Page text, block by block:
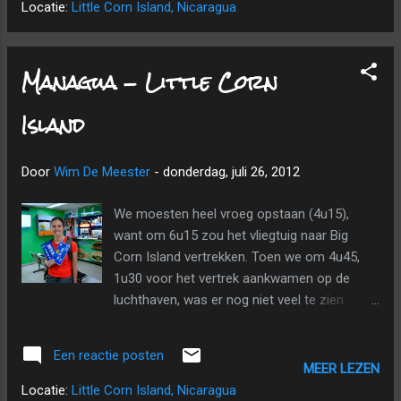
met een achterliggende smaak van
opgesmuld was, waren de wolkjes verdreven
goed ingesmeerd, maar domweg water
thuis. De enige wielen op dit eiland zijn van
kruiwagens en een occasionele fiets. Tijd
heeft geen belang. De uren verstrijken hier
zonder dat je er de vinger op kan leggen ...
Locatie: Little Corn Island, Nicaragua
Managua - Little Corn
Island
Door Wim De Meester - donderdag, juli 26, 2012
We moesten heel vroeg opstaan (4u15),
want om 6u15 zou het vliegtuig naar Big
Corn Island vertrekken. Toen we om 4u45,
1u30 voor het vertrek aankwamen op de
luchthaven, was er nog niet veel te zien.
er eindelijk iemand en al vlug hadden we
onze bagage ingeleverd, hadden we onze
Een reactie posten
Locatie: Little Corn Island, Nicaragua
MEER LEZEN